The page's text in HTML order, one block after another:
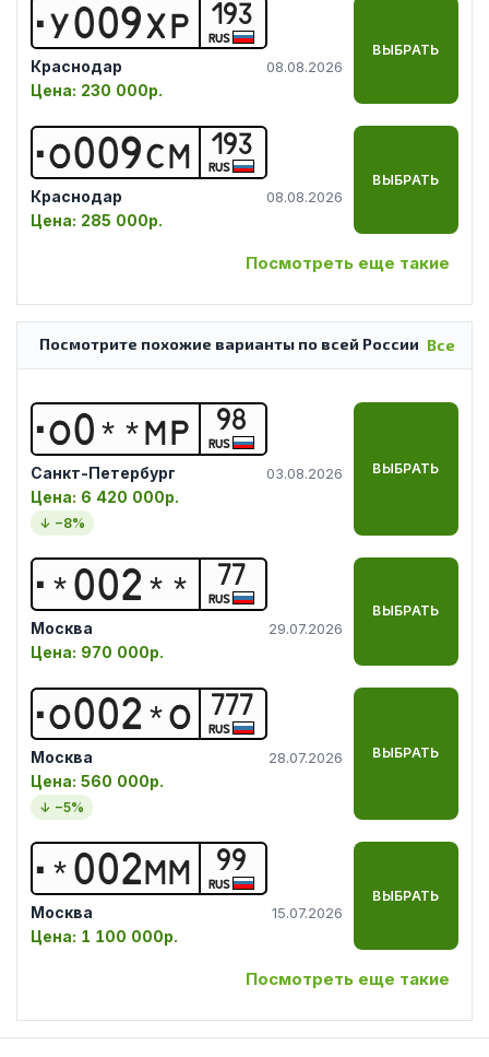
У009ХР 193
RUS
Краснодар 08.08.2026
Цена: 230 000р.
ВЫБРАТЬ
О009СМ 193
RUS
Краснодар 08.08.2026
Цена: 285 000р.
ВЫБРАТЬ
Посмотреть еще такие
Все
Посмотрите похожие варианты по всей России
О0 * *МР 98
RUS
Санкт-Петербург 03.08.2026
Цена: 6 420 000р.
↓ −8%
ВЫБРАТЬ
* 002 * * 77
RUS
Москва 29.07.2026
Цена: 970 000р.
ВЫБРАТЬ
О002 *О 777
RUS
Москва 28.07.2026
Цена: 560 000р.
↓ −5%
ВЫБРАТЬ
* 002ММ 99
RUS
Москва 15.07.2026
Цена: 1 100 000р.
ВЫБРАТЬ
Посмотреть еще такие